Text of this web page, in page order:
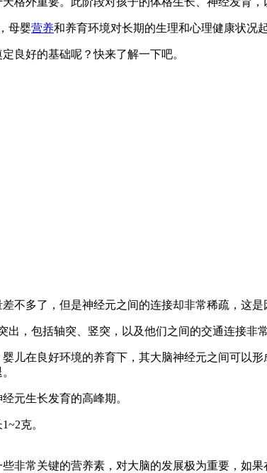
母婴营养和养育环境对长期的生理和心理健康状况
良好的基础呢？快来了解一下吧。
不多了，但是神经元之间的连接却非常稀疏，这是
，包括轴突、竖突，以及他们之间的交通连接非
儿在良好环境的养育下，其大脑神经元之间可以
元生长发育的高峰期。
克。
非常关键的营养素，对大脑的发展极为重要，如